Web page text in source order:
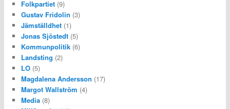
Folkpartiet(9)
Gustav Fridolin (3)
Jämställdhet(1)
Jonas Sjöstedt(5)
Kommunpolitik(6)
Landsting (2)
LO(5)
Magdalena Andersson (17)
Margot Wallström (4)
Media(8)